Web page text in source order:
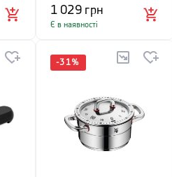
1 029 грн
Є в наявності
-31%